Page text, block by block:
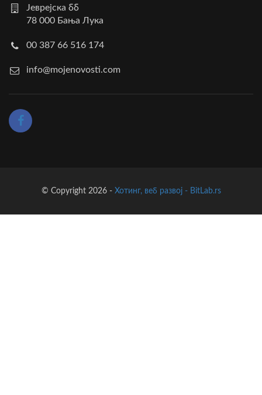
Јеврејска бб
78 000 Бања Лука
00 387 66 516 174
info@mojenovosti.com
© Copyright 2026 - Хотинг, веб развој - BitLab.rs